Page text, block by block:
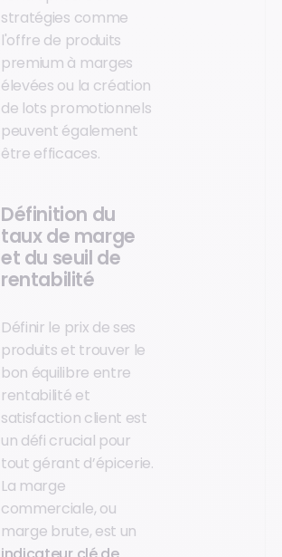
stratégies comme
l'offre de produits
premium à marges
élevées ou la création
de lots promotionnels
peuvent également
être efficaces.
Définition du
taux de marge
et du seuil de
rentabilité
Définir le prix de ses
produits et trouver le
bon équilibre entre
rentabilité et
satisfaction client est
un défi crucial pour
tout gérant d’épicerie.
La marge
commerciale, ou
marge brute, est un